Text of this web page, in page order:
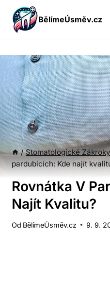
Přeskočit
obsah
BělímeÚsměv.cz
/ Stomatologické
pardubicích: Kde najít
Rovnátka V
Najít Kvalitu?
Od BělímeÚsměv.cz 9. 9.